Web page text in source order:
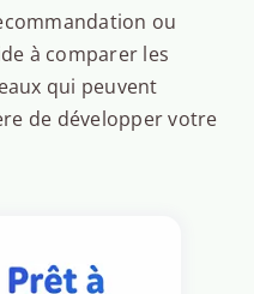
ou
à comparer les
qui peuvent
de développer votre